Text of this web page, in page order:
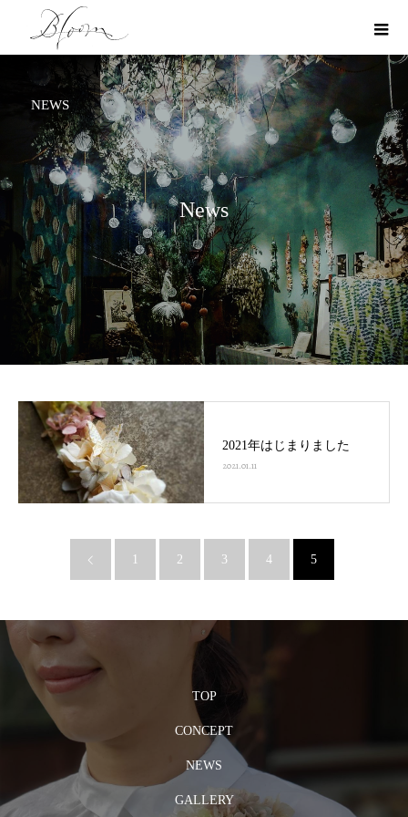
NEWS
News
2021年はじまりました
2021.01.11
1 2 3 4 5
TOP
CONCEPT
NEWS
GALLERY